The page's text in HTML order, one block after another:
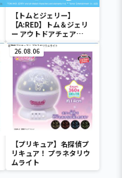
【トムとジェリー】
【A:RED】トム＆ジェリ
ー アウトドアチェア
Ver.3
26.08.06
【プリキュア】名探偵プ
リキュア！ プラネタリウ
ムライト